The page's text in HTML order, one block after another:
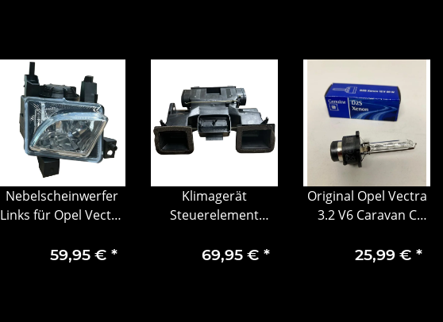
Nebelscheinwerfer
Links für Opel Vectra
09 13261995
59,95 € *
Klimagerät
Steuerelement
Vectra C 1842413
69,95 € *
Original Opel Vectra
3.2 V6 Caravan C
93169041
25,99 € *